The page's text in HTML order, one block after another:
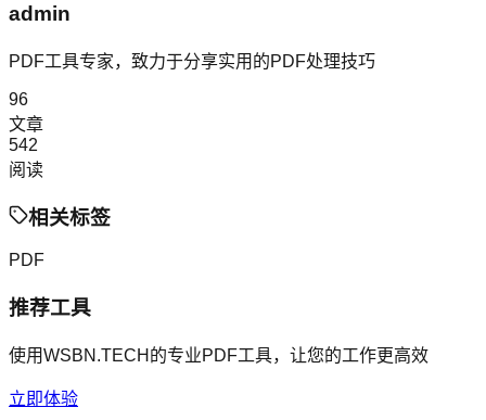
admin
PDF工具专家，致力于分享实用的PDF处理技巧
96
文章
542
阅读
相关标签
PDF
推荐工具
使用WSBN.TECH的专业PDF工具，让您的工作更高效
立即体验